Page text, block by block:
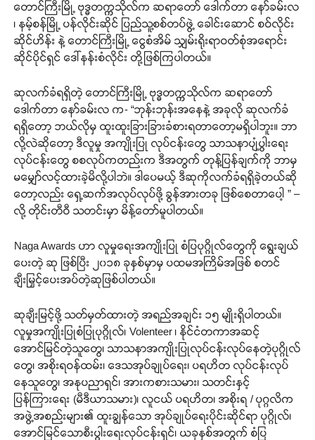
တောင်ကြီးမြို့ ဗုဒ္ဓတက္ကသိုလ်က ဆရာတော် ဒေါက်တာ နော်ခမ်းလ
၊ နမ့်စန်မြို့ ပန်လိုင်းဆိုင် ပြည်သူ့စစ်တပ်ဖွဲ့ ခေါင်းဆောင် စဝ်လိုင်း
ဆိုင်ဟိန်း နဲ့ တောင်ကြီးမြို့ ငွေစံအိမ် သျှမ်းရိုးရာဝတ်စုံအရောင်း
ဆိုင်ပိုင်ရှင် ဒေါ်နန်းစံလိုင်း တို့ဖြစ်ကြပါတယ်။
ဆုလက်ခံရရှိတဲ့ တောင်ကြီးမြို့ ဗုဒ္ဓတက္ကသိုလ်က ဆရာတော်
ဒေါက်တာ နော်ခမ်းလ က- “ဘုန်းဘုန်းအနေနဲ့ အခုလို ဆုလက်ခံ
ရရှိတော့ ဘယ်လိုမှ ထူးထူးခြားခြားခံစားရတာတော့မရှိပါဘူး။ ဘာ
လို့လဲဆိုတော့ ဒီလူမှု အကျိုးပြု လုပ်ငန်းတွေ သာသနာပျံ့ပွါးရေး
လုပ်ငန်းတွေ စစလုပ်ကတည်းက ဒီအတွက် တုန့်ပြန်ချက်ကို ဘာမှ
မမျှော်လင့်ထားခဲ့မိလို့ပါဘဲ။ ဒါပေမယ့် ဒီဆုကိုလက်ခံရရှိခဲ့တယ်ဆို
တော့လည်း ရှေ့ဆက်အလုပ်လုပ်ဖို့ ခွန်အားတခု ဖြစ်စေတာပေါ့ ” –
လို့ တိုင်းတီဝီ သတင်းမှာ မိန့်တော်မူပါတယ်။
Naga Awards ဟာ လူမှုရေးအကျိုးပြု စံပြပုဂ္ဂိုလ်တွေကို ရွေးချယ်
ပေးတဲ့ ဆု ဖြစ်ပြီး ၂၀၁၈ ခုနှစ်မှာမှ ပထမအကြိမ်အဖြစ် စတင်
ချီးမြှင့်ပေးအပ်တဲ့ဆုဖြစ်ပါတယ်။
ဆုချီးမြင့်ဖို့ သတ်မှတ်ထားတဲ့ အရည်အချင်း ၁၅ မျိုးရှိပါတယ်။
လူမှုအကျိုးပြုစံပြုပုဂ္ဂိုလ်၊ Volenteer ၊ နိုင်ငံတကာအဆင့်
အောင်မြင်တဲ့သူတွေ၊ သာသနာအကျိုးပြုလုပ်ငန်းလုပ်နေတဲ့ပုဂ္ဂိုလ်
တွေ၊ အစိုးရဝန်ထမ်း၊ ဒေသအုပ်ချုပ်ရေး၊ ပရဟိတ လုပ်ငန်းလုပ်
နေသူတွေ၊ အနုပညာရှင်၊ အားကစားသမား၊ သတင်းနှင့်
ပြန်ကြားရေး (မီဒီယာသမား)၊ လူငယ် ပရဟိတ၊ အစိုးရ / ပုဂ္ဂလိက
အဖွဲ့အစည်းများ၏ ထူးချွန်သော အုပ်ချုပ်ရေးပိုင်းဆိုင်ရာ ပုဂ္ဂိုလ်၊
အောင်မြင်သောစီးပွါးရေးလုပ်ငန်းရှင်၊ ယခုနှစ်အတွက် စံပြ